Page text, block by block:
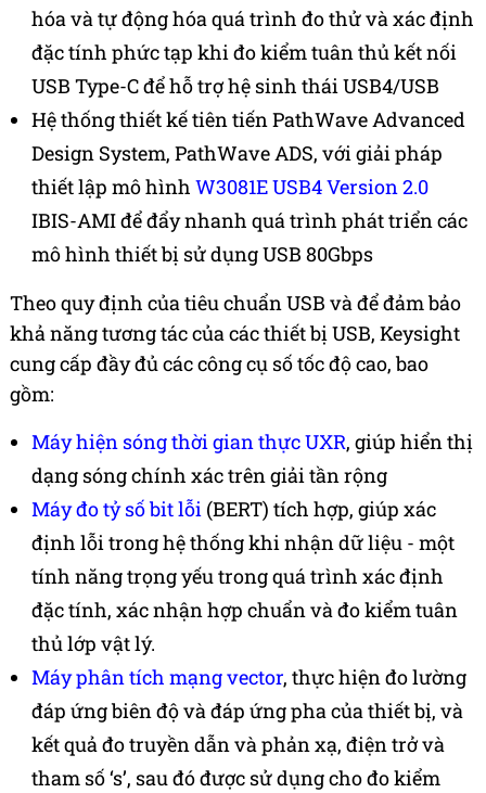
hóa và tự động hóa quá trình đo thử và xác định
đặc tính phức tạp khi đo kiểm tuân thủ kết nối
USB Type-C để hỗ trợ hệ sinh thái USB4/USB
Hệ thống thiết kế tiên tiến PathWave Advanced
Design System, PathWave ADS, với giải pháp
thiết lập mô hình W3081E USB4 Version 2.0
IBIS-AMI để đẩy nhanh quá trình phát triển các
mô hình thiết bị sử dụng USB 80Gbps
Theo quy định của tiêu chuẩn USB và để đảm bảo
khả năng tương tác của các thiết bị USB, Keysight
cung cấp đầy đủ các công cụ số tốc độ cao, bao
gồm:
Máy hiện sóng thời gian thực UXR, giúp hiển thị
dạng sóng chính xác trên giải tần rộng
Máy đo tỷ số bit lỗi (BERT) tích hợp, giúp xác
định lỗi trong hệ thống khi nhận dữ liệu - một
tính năng trọng yếu trong quá trình xác định
đặc tính, xác nhận hợp chuẩn và đo kiểm tuân
thủ lớp vật lý.
Máy phân tích mạng vector, thực hiện đo lường
đáp ứng biên độ và đáp ứng pha của thiết bị, và
kết quả đo truyền dẫn và phản xạ, điện trở và
tham số ‘s’, sau đó được sử dụng cho đo kiểm